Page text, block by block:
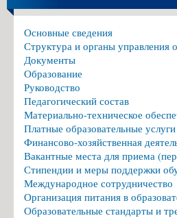
Основные сведения
Структура и органы управления
Документы
Образование
Руководство
Педагогический состав
Материально-техническое
Платные образовательные услуги
Финансово-хозяйственная
Вакантные места для приема
Стипендии и меры поддержки
Международное сотрудничество
Организация питания в
Образовательные стандарты и